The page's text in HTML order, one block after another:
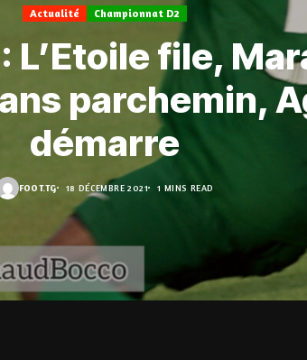
Actualité Championnat D2
L’Etoile file,
parchemin,
démarre
FOOT.TG 18 DÉCEMBRE 2021 1 MINS READ